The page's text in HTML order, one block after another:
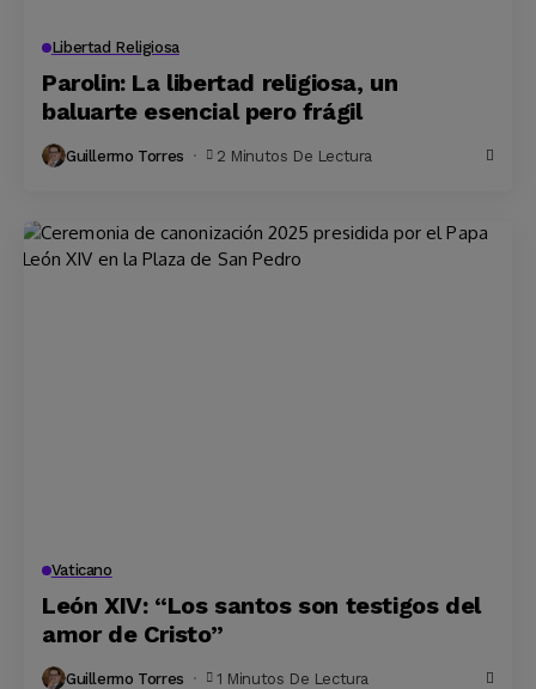
Libertad Religiosa
Parolin: La libertad religiosa, un
baluarte esencial pero frágil
Guillermo Torres 2 Minutos De Lectura
Vaticano
León XIV: “Los santos son testigos del
amor de Cristo”
Guillermo Torres 1 Minutos De Lectura